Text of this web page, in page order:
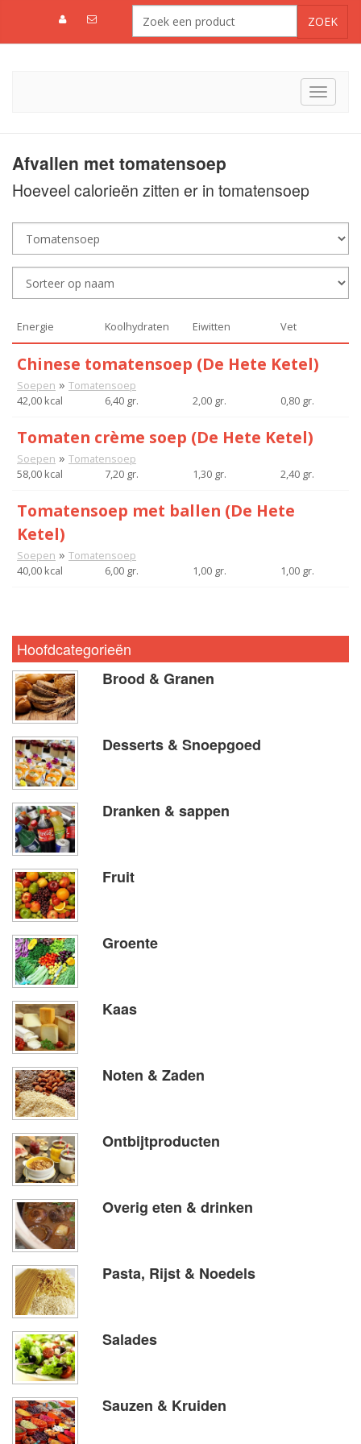
Toggle
Afvallen met tomatensoep
Hoeveel calorieën zitten er in tomatensoep
Energie Koolhydraten Eiwitten Vet
Chinese tomatensoep (De Hete Ketel)
Soepen » Tomatensoep
42,00 kcal
6,40 gr. 2,00 gr. 0,80 gr.
Tomaten crème soep (De Hete Ketel)
Soepen » Tomatensoep
58,00 kcal
7,20 gr. 1,30 gr. 2,40 gr.
Tomatensoep met ballen (De Hete
Ketel)
Soepen » Tomatensoep
40,00 kcal
6,00 gr. 1,00 gr. 1,00 gr.
Hoofdcategorieën
Brood & Granen
Desserts & Snoepgoed
Dranken & sappen
Fruit
Groente
Kaas
Noten & Zaden
Ontbijtproducten
Overig eten & drinken
Pasta, Rijst & Noedels
Salades
Sauzen & Kruiden